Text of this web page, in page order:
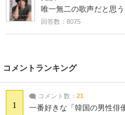
唯一無二の歌声だと思
回答数：8075
コメントランキング
1
コメント数： 21
一番好きな「韓国の男性俳